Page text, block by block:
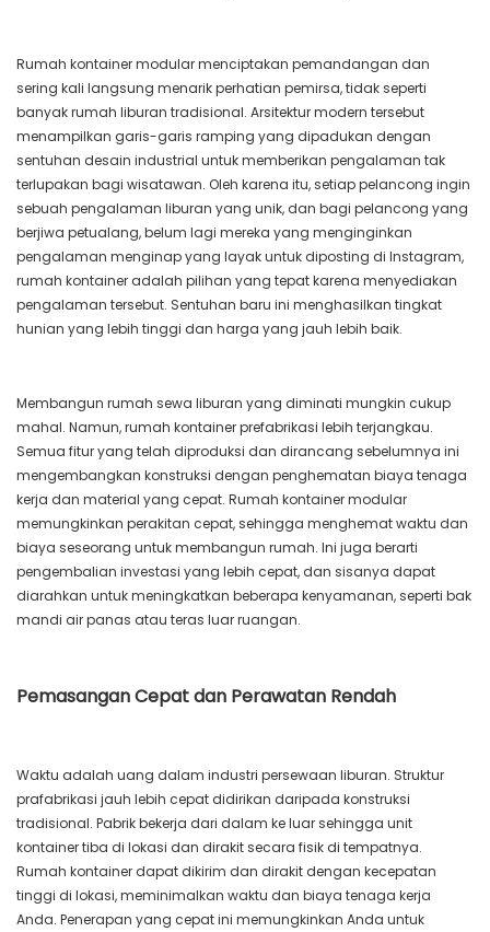
Rumah kontainer modular menciptakan pemandangan dan
sering kali langsung menarik perhatian pemirsa, tidak seperti
banyak rumah liburan tradisional. Arsitektur modern tersebut
menampilkan garis-garis ramping yang dipadukan dengan
sentuhan desain industrial untuk memberikan pengalaman tak
terlupakan bagi wisatawan. Oleh karena itu, setiap pelancong ingin
sebuah pengalaman liburan yang unik, dan bagi pelancong yang
berjiwa petualang, belum lagi mereka yang menginginkan
pengalaman menginap yang layak untuk diposting di Instagram,
rumah kontainer adalah pilihan yang tepat karena menyediakan
pengalaman tersebut. Sentuhan baru ini menghasilkan tingkat
hunian yang lebih tinggi dan harga yang jauh lebih baik.
Membangun rumah sewa liburan yang diminati mungkin cukup
mahal. Namun, rumah kontainer prefabrikasi lebih terjangkau.
Semua fitur yang telah diproduksi dan dirancang sebelumnya ini
mengembangkan konstruksi dengan penghematan biaya tenaga
kerja dan material yang cepat. Rumah kontainer modular
memungkinkan perakitan cepat, sehingga menghemat waktu dan
biaya seseorang untuk membangun rumah. Ini juga berarti
pengembalian investasi yang lebih cepat, dan sisanya dapat
diarahkan untuk meningkatkan beberapa kenyamanan, seperti bak
mandi air panas atau teras luar ruangan.
Pemasangan Cepat dan Perawatan Rendah
Waktu adalah uang dalam industri persewaan liburan. Struktur
prafabrikasi jauh lebih cepat didirikan daripada konstruksi
tradisional. Pabrik bekerja dari dalam ke luar sehingga unit
kontainer tiba di lokasi dan dirakit secara fisik di tempatnya.
Rumah kontainer dapat dikirim dan dirakit dengan kecepatan
tinggi di lokasi, meminimalkan waktu dan biaya tenaga kerja
Anda. Penerapan yang cepat ini memungkinkan Anda untuk